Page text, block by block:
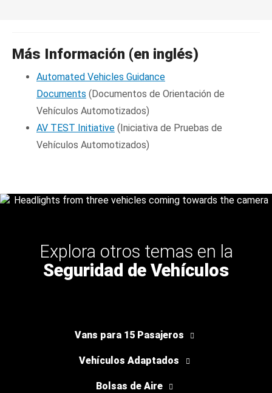
Más Información (en inglés)
Automated Vehicles Guidance
Documents (Documentos de Orientación de
Vehículos Automotizados)
AV TEST Initiative (Iniciativa de Pruebas de
Vehículos Automotizados)
Explora otros temas en la
Seguridad de Vehículos
Vans para 15 Pasajeros
Vehículos Adaptados
Bolsas de Aire